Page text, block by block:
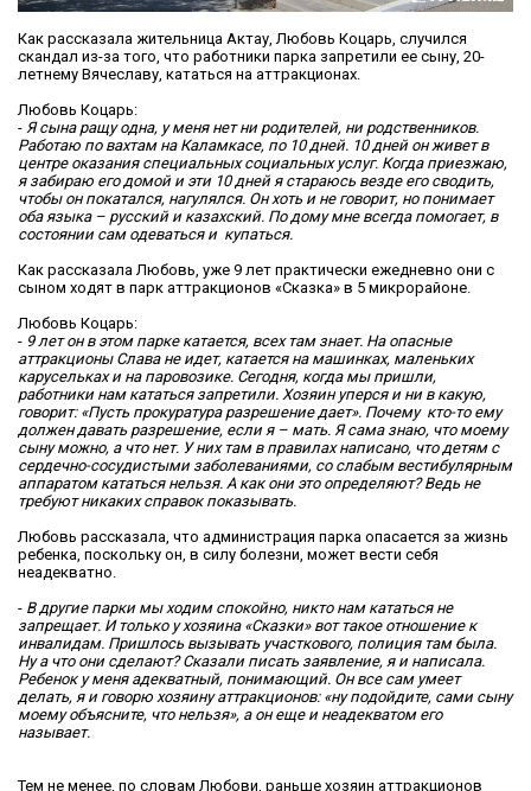
Как рассказала жительница Актау, Любовь Коцарь, случился
скандал из-за того, что работники парка запретили ее сыну, 20-
летнему Вячеславу, кататься на аттракционах.
Любовь Коцарь:
- Я сына ращу одна, у меня нет ни родителей, ни родственников.
Работаю по вахтам на Каламкасе, по 10 дней. 10 дней он живет в
центре оказания специальных социальных услуг. Когда приезжаю,
я забираю его домой и эти 10 дней я стараюсь везде его сводить,
чтобы он покатался, нагулялся. Он хоть и не говорит, но понимает
оба языка – русский и казахский. По дому мне всегда помогает, в
состоянии сам одеваться и купаться.
Как рассказала Любовь, уже 9 лет практически ежедневно они с
сыном ходят в парк аттракционов «Сказка» в 5 микрорайоне.
Любовь Коцарь:
- 9 лет он в этом парке катается, всех там знает. На опасные
аттракционы Слава не идет, катается на машинках, маленьких
карусельках и на паровозике. Сегодня, когда мы пришли,
работники нам кататься запретили. Хозяин уперся и ни в какую,
говорит: «Пусть прокуратура разрешение дает». Почему кто-то ему
должен давать разрешение, если я – мать. Я сама знаю, что моему
сыну можно, а что нет. У них там в правилах написано, что детям с
сердечно-сосудистыми заболеваниями, со слабым вестибулярным
аппаратом кататься нельзя. А как они это определяют? Ведь не
требуют никаких справок показывать.
Любовь рассказала, что администрация парка опасается за жизнь
ребенка, поскольку он, в силу болезни, может вести себя
неадекватно.
- В другие парки мы ходим спокойно, никто нам кататься не
запрещает. И только у хозяина «Сказки» вот такое отношение к
инвалидам. Пришлось вызывать участкового, полиция там была.
Ну а что они сделают? Сказали писать заявление, я и написала.
Ребенок у меня адекватный, понимающий. Он все сам умеет
делать, я и говорю хозяину аттракционов: «ну подойдите, сами сыну
моему объясните, что нельзя», а он еще и неадекватом его
называет.
Тем не менее, по словам Любови, раньше хозяин аттракционов